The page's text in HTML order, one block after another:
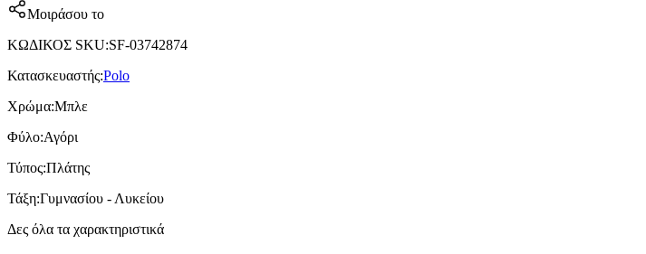
Μοιράσου το
ΚΩΔΙΚΟΣ SKU:SF-03742874
Κατασκευαστής:Polo
Χρώμα:Μπλε
Φύλο:Αγόρι
Τύπος:Πλάτης
Τάξη:Γυμνασίου - Λυκείου
Δες όλα τα χαρακτηριστικά